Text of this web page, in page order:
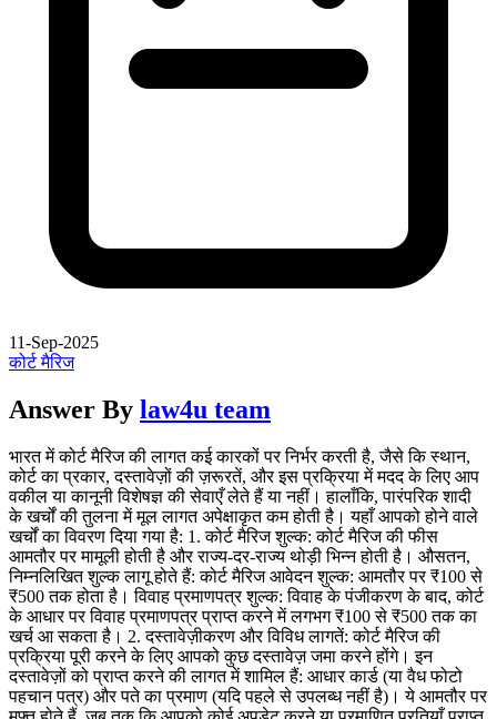
11-Sep-2025
कोर्ट मैरिज
Answer By law4u team
भारत में कोर्ट मैरिज की लागत कई कारकों पर निर्भर करती है, जैसे कि स्थान,
कोर्ट का प्रकार, दस्तावेज़ों की ज़रूरतें, और इस प्रक्रिया में मदद के लिए आप
वकील या कानूनी विशेषज्ञ की सेवाएँ लेते हैं या नहीं। हालाँकि, पारंपरिक शादी
के खर्चों की तुलना में मूल लागत अपेक्षाकृत कम होती है। यहाँ आपको होने वाले
खर्चों का विवरण दिया गया है: 1. कोर्ट मैरिज शुल्क: कोर्ट मैरिज की फीस
आमतौर पर मामूली होती है और राज्य-दर-राज्य थोड़ी भिन्न होती है। औसतन,
निम्नलिखित शुल्क लागू होते हैं: कोर्ट मैरिज आवेदन शुल्क: आमतौर पर ₹100 से
₹500 तक होता है। विवाह प्रमाणपत्र शुल्क: विवाह के पंजीकरण के बाद, कोर्ट
के आधार पर विवाह प्रमाणपत्र प्राप्त करने में लगभग ₹100 से ₹500 तक का
खर्च आ सकता है। 2. दस्तावेज़ीकरण और विविध लागतें: कोर्ट मैरिज की
प्रक्रिया पूरी करने के लिए आपको कुछ दस्तावेज़ जमा करने होंगे। इन
दस्तावेज़ों को प्राप्त करने की लागत में शामिल हैं: आधार कार्ड (या वैध फोटो
पहचान पत्र) और पते का प्रमाण (यदि पहले से उपलब्ध नहीं है)। ये आमतौर पर